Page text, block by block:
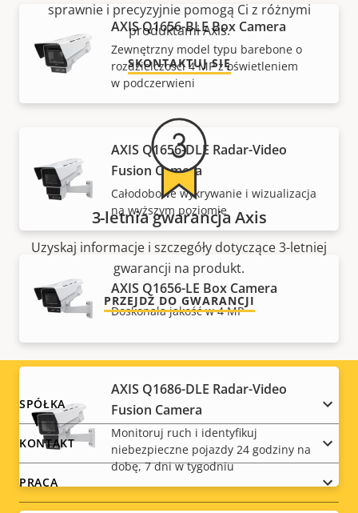
AXIS Q1656-BLE Box Camera
Zewnętrzny model typu barebone o
rozdzielczości 4 MP z oświetleniem
w podczerwieni
AXIS Q1656-DLE Radar-Video
Fusion Camera
Całodobowe wykrywanie i wizualizacja
na wyższym poziomie
AXIS Q1656-LE Box Camera
Doskonała jakość w 4 MP
AXIS Q1686-DLE Radar-Video
Fusion Camera
Monitoruj ruch i identyfikuj
niebezpieczne pojazdy 24 godziny na
dobę, 7 dni w tygodniu
sprawnie i precyzyjnie pomogą Ci z różnymi
produktami Axis.
SKONTAKTUJ SIĘ
3-letnia gwarancja Axis
Uzyskaj informacje i szczegóły dotyczące 3-letniej
gwarancji na produkt.
PRZEJDŹ DO GWARANCJI
Footer
menu
SPÓŁKA
KONTAKT
PRACA